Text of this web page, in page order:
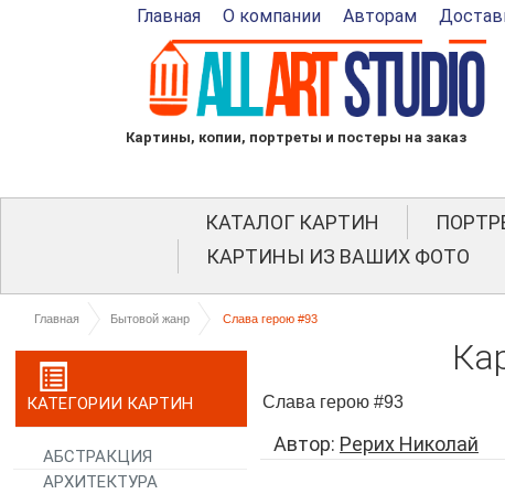
Главная О компании Авторам
Картины, копии, портреты и постеры на заказ
КАТАЛОГ КАРТИН
КАРТИНЫ ИЗ ВАШИХ ФОТО
Главная Бытовой жанр Слава герою #93
КАТЕГОРИИ КАРТИН
АБСТРАКЦИЯ
АРХИТЕКТУРА
Слава герою #93
Автор: Рерих Николай